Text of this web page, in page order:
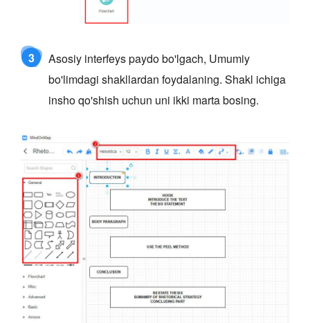
3
Asosiy interfeys paydo bo'lgach, Umumiy
bo'limdagi shakllardan foydalaning. Shakl ichiga
insho qo'shish uchun uni ikki marta bosing.